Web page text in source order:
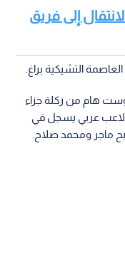
إلى فريق
التشيكية براغ.
هام من ركلة جزاء
ثالث لاعب عربي يسجل في
ماجر ومحمد صلاح.